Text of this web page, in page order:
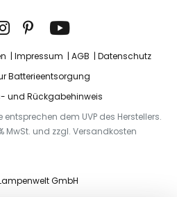
Impressum AGB
Datenschutz
Batterieentsorgung
und Rückgabehinweis
dem UVP des Herstellers.
MwSt. und zzgl. Versandkosten
GmbH